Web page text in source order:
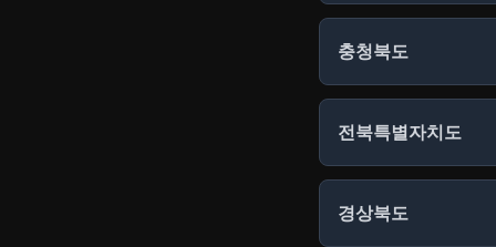
충청북도
전북특별자치도
경상북도